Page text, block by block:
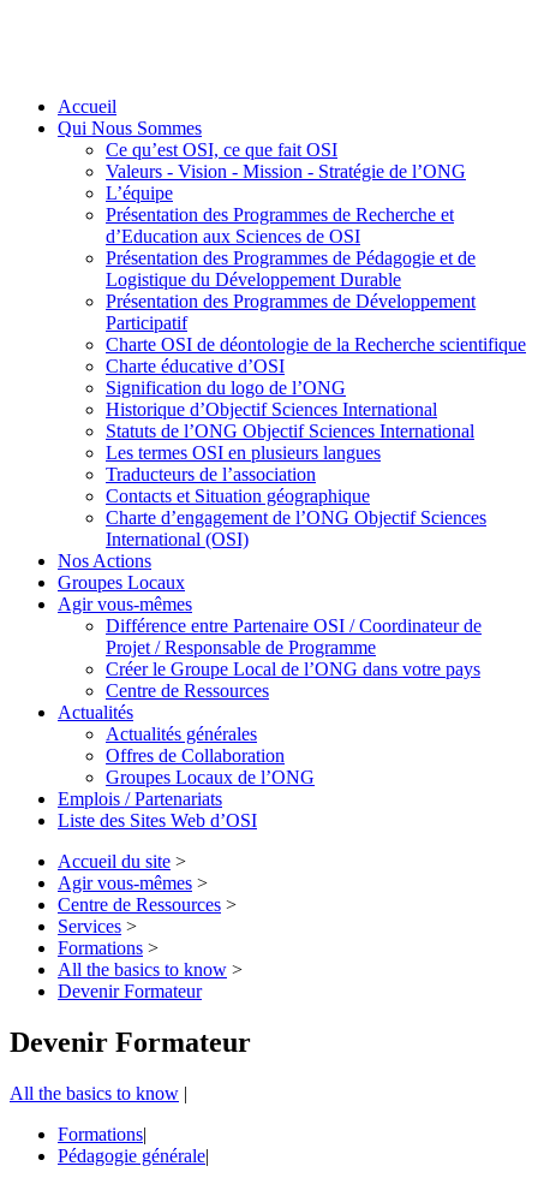
Accueil
Qui Nous Sommes
Ce qu’est OSI, ce que fait OSI
Valeurs - Vision - Mission - Stratégie de l’ONG
L’équipe
Présentation des Programmes de Recherche et
d’Education aux Sciences de OSI
Présentation des Programmes de Pédagogie et de
Logistique du Développement Durable
Présentation des Programmes de Développement
Participatif
Charte OSI de déontologie de la Recherche scientifique
Charte éducative d’OSI
Signification du logo de l’ONG
Historique d’Objectif Sciences International
Statuts de l’ONG Objectif Sciences International
Les termes OSI en plusieurs langues
Traducteurs de l’association
Contacts et Situation géographique
Charte d’engagement de l’ONG Objectif Sciences
International (OSI)
Nos Actions
Groupes Locaux
Agir vous-mêmes
Différence entre Partenaire OSI / Coordinateur de
Projet / Responsable de Programme
Créer le Groupe Local de l’ONG dans votre pays
Centre de Ressources
Actualités
Actualités générales
Offres de Collaboration
Groupes Locaux de l’ONG
Emplois / Partenariats
Liste des Sites Web d’OSI
Accueil du site >
Agir vous-mêmes >
Centre de Ressources >
Services >
Formations >
All the basics to know >
Devenir Formateur
Devenir Formateur
All the basics to know |
Formations|
Pédagogie générale|